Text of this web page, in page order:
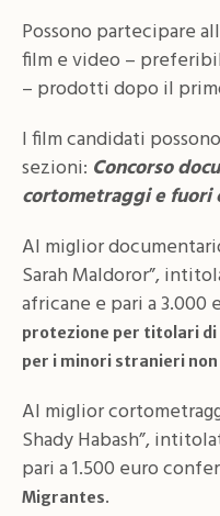
Possono partecipare
film e video –
– prodotti dopo il
I film candidati
sezioni: Concorso
cortometraggi e fuori
Al miglior
Sarah Maldoror”,
africane e pari a
protezione per titolari
per i minori stranieri
Al miglior
Shady Habash”,
pari a 1.500 euro
Migrantes.